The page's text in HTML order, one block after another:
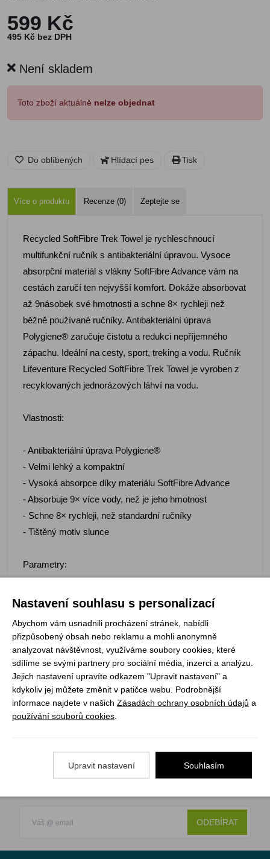
599 Kč
495 Kč bez DPH
Není skladem
Toto zboží aktuálně nelze objednat
Do oblíbených Hlídací pes Tisk
Více o produktu Recenze (0) Zeptejte se
Recycled SoftFibre Trek Towel je rychleschnoucí
multifunkční ručník s antibakteriální úpravou. Vysoce
absorpční materiál s vlákny SoftFibre Advance vám na
cestách zaručí ten nejvyšší komfort. Dokáže absorbovat
až 9násobek své hmotnosti a schne 8× rychleji než
běžně používané ručníky. Antibakteriální úprava
Polygiene® zaručuje čistotu a redukci nepříjemného
zápachu. Ideální na cesty, sport, treking a vodu. Ručník
Lifeventure Recycled SoftFibre Trek Towel je vyroben z
recyklovaných jednorázových láhví na vodu.
Vlastnosti:
- Antibakteriální úprava Polygiene®
- Velmi lehký a kompaktní
- Vysoká absorpce díky materiálu SoftFibre Advance
- Absorbuje 9× více vody, než je jeho hmotnost
- Schne 8× rychleji, než standardní ručníky
- Tištěný motiv slunce
Parametry:
- Hmotnost: 203 g
- Rozměry: Giant 150 × 90 cm
Materiál:
- SoftFibre Advance
- Vyrobeno z recyklovaných jednorázových láhví na
vodu
Registrujte se k odběru newsletteru a už Vám
ODEBÍRAT
Nastavení souhlasu s personalizací
Abychom vám usnadnili procházení stránek, nabídli
přizpůsobený obsah nebo reklamu a mohli anonymně
analyzovat návštěvnost, využíváme soubory cookies, které
sdílíme se svými partnery pro sociální média, inzerci a analýzu.
Jejich nastavení upravíte odkazem "Upravit nastavení" a
kdykoliv jej můžete změnit v patičce webu. Podrobnější
informace najdete v našich Zásadách ochrany osobních údajů a
používání souborů cookies
Upravit nastavení Souhlasím